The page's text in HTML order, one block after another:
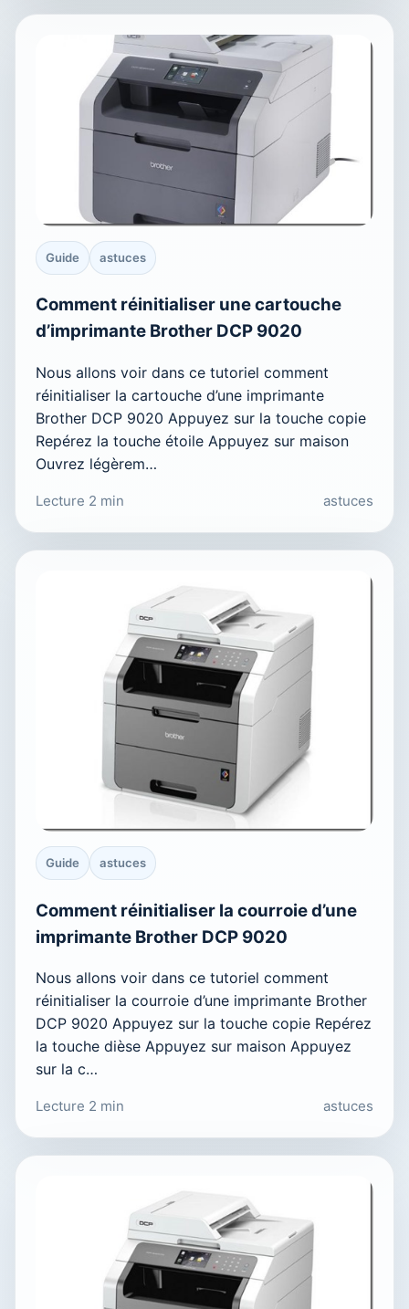
Guide astuces
Comment réinitialiser une cartouche
d’imprimante Brother DCP 9020
Nous allons voir dans ce tutoriel comment
réinitialiser la cartouche d’une imprimante
Brother DCP 9020 Appuyez sur la touche copie
Repérez la touche étoile Appuyez sur maison
Ouvrez légèrem…
Lecture 2 min astuces
Guide astuces
Comment réinitialiser la courroie d’une
imprimante Brother DCP 9020
Nous allons voir dans ce tutoriel comment
réinitialiser la courroie d’une imprimante Brother
DCP 9020 Appuyez sur la touche copie Repérez
la touche dièse Appuyez sur maison Appuyez
sur la c…
Lecture 2 min astuces